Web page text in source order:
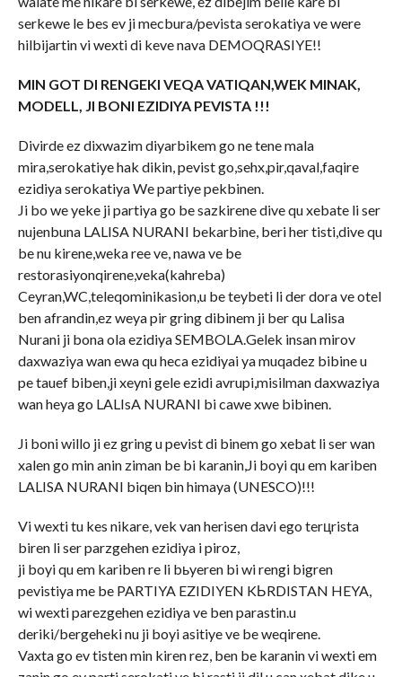
serkewe le bes ev ji mecbura/pevista serokatiya ve were
hilbijartin vi wexti di keve nava DEMOQRASIYE!!
MIN GOT DI RENGEKI VEQA VATIQAN,WEK MINAK,
MODELL, JI BONI EZIDIYA PEVISTA !!!
Divirde ez dixwazim diyarbikem go ne tene mala
mira,serokatiye hak dikin, pevist go,sehx,pir,qaval,faqire
ezidiya serokatiya We partiye pekbinen.
Ji bo we yeke ji partiya go be sazkirene dive qu xebate li ser
nujenbuna LALISA NURANI bekarbine, beri her tisti,dive qu
be nu kirene,weka ree ve, nawa ve be
restorasiyonqirene,veka(kahreba)
Ceyran,WC,teleqominikasion,u be teybeti li der dora ve otel
ben afrandin,ez weya pir gring dibinem ji ber qu Lalisa
Nurani ji bona ola ezidiya SEMBOLA.Gelek insan mirov
daxwaziya wan ewa qu heca ezidiyai ya muqadez bibine u
pe tauef biben,ji xeyni gele ezidi avrupi,misilman daxwaziya
wan heya go LALIsA NURANI bi cawe xwe bibinen.
Ji boni willo ji ez gring u pevist di binem go xebat li ser wan
xalen go min anin ziman be bi karanin,Ji boyi qu em kariben
LALISA NURANI biqen bin himaya (UNESCO)!!!
Vi wexti tu kes nikare, vek van herisen davi ego terцrista
biren li ser parzgehen ezidiya i piroz,
ji boyi qu em kariben re li bьyeren bi wi rengi bigren
pevistiya me be PARTIYA EZIDIYEN KЬRDISTAN HEYA,
wi wexti parezgehen ezidiya ve ben parastin.u
deriki/bergeheki nu ji boyi asitiye ve be weqirene.
Vaxta go ev tisten min kiren rez, ben be karanin vi wexti em